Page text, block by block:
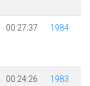
00:27:37 1984
00:24:26 1983